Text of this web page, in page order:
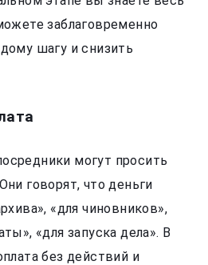
заблаговременно
шагу и снизить
могут просить
говорят, что деньги
«для чиновников»,
«для запуска дела». В
без действий и